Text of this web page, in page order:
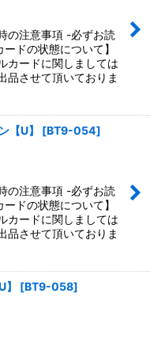
の注意事項 -必ずお読
ドの状態について】
カードに関しましては
品させて頂いておりま
【U】 [BT9-054]
の注意事項 -必ずお読
ドの状態について】
カードに関しましては
品させて頂いておりま
[BT9-058]